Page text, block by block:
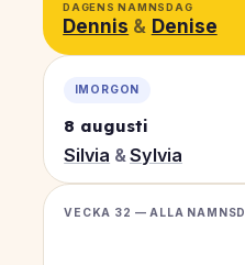
DAGENS NAMNSDAG
Dennis & Denise
IMORGON
8 augusti
Silvia & Sylvia
VECKA 32 — ALLA